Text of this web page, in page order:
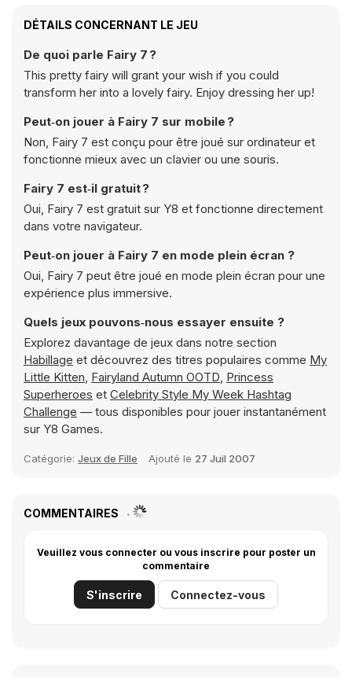
DÉTAILS CONCERNANT LE JEU
De quoi parle Fairy 7 ?
This pretty fairy will grant your wish if you could
transform her into a lovely fairy. Enjoy dressing her up!
Peut‑on jouer à Fairy 7 sur mobile ?
Non, Fairy 7 est conçu pour être joué sur ordinateur et
fonctionne mieux avec un clavier ou une souris.
Fairy 7 est‑il gratuit ?
Oui, Fairy 7 est gratuit sur Y8 et fonctionne directement
dans votre navigateur.
Peut‑on jouer à Fairy 7 en mode plein écran ?
Oui, Fairy 7 peut être joué en mode plein écran pour une
expérience plus immersive.
Quels jeux pouvons‑nous essayer ensuite ?
Explorez davantage de jeux dans notre section
Habillage et découvrez des titres populaires comme My
Little Kitten, Fairyland Autumn OOTD, Princess
Superheroes et Celebrity Style My Week Hashtag
Challenge — tous disponibles pour jouer instantanément
sur Y8 Games.
Catégorie: Jeux de Fille Ajouté le 27 Juil 2007
COMMENTAIRES
Veuillez vous connecter ou vous inscrire pour poster un
commentaire
S'inscrire Connectez-vous